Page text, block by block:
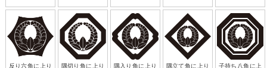
反り六角に上り
隅切り角に上り
隅入り角に上り
隅立て角に上り
子持ち八角に上